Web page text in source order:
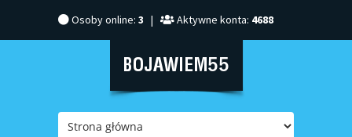
Osoby online: 3 | Aktywne konta: 4688